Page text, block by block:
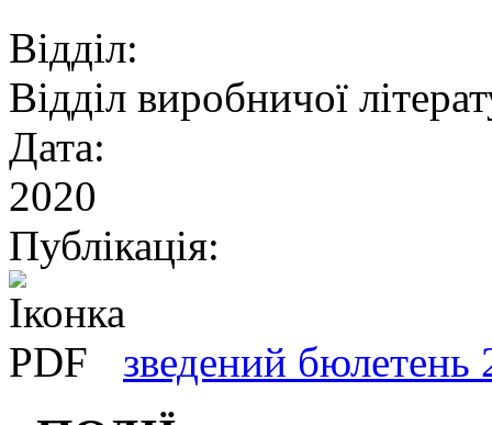
Відділ:
Відділ виробничої
Дата:
2020
Публікація:
зведений бюлетень